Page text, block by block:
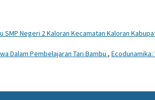
Negeri 2 Kaloran Kecamatan Kaloran
Dalam Pembelajaran Tari Bambu , Ecodunamika: